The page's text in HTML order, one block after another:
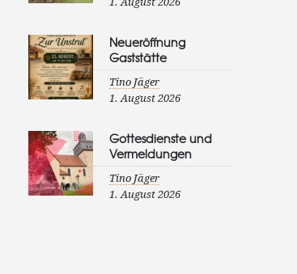
Neueröffnung
Gaststätte
Tino Jäger
1. August 2026
Gottesdienste und
Vermeldungen
Tino Jäger
1. August 2026